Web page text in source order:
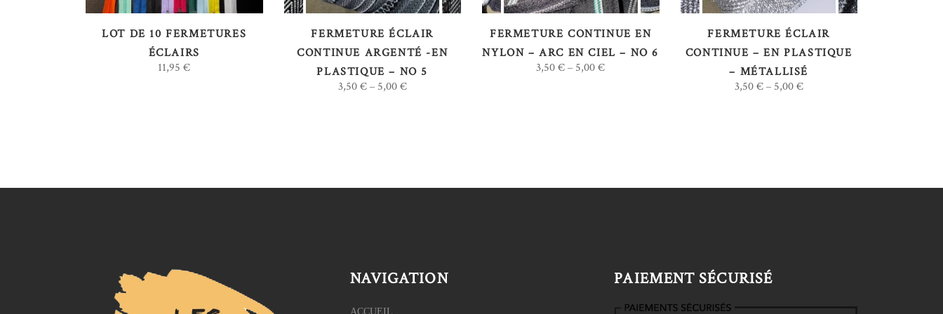
LOT DE 10 FERMETURES
ÉCLAIRS
11,95€
Les
peuvent
FERMETURE ÉCLAIR
CONTINUE ARGENTÉ -EN
PLASTIQUE – NO 5
3,50€– 5,00€
Les
options
peuvent
FERMETURE CONTINUE EN
NYLON – ARC EN CIEL – NO 6
3,50€ – 5,00€
Les
peuvent
FERMETURE ÉCLAIR
CONTINUE – EN PLASTIQUE
– MÉTALLISÉ
3,50€– 5,00€
NAVIGATION
ACCUEIL
PAIEMENT SÉCURISÉ